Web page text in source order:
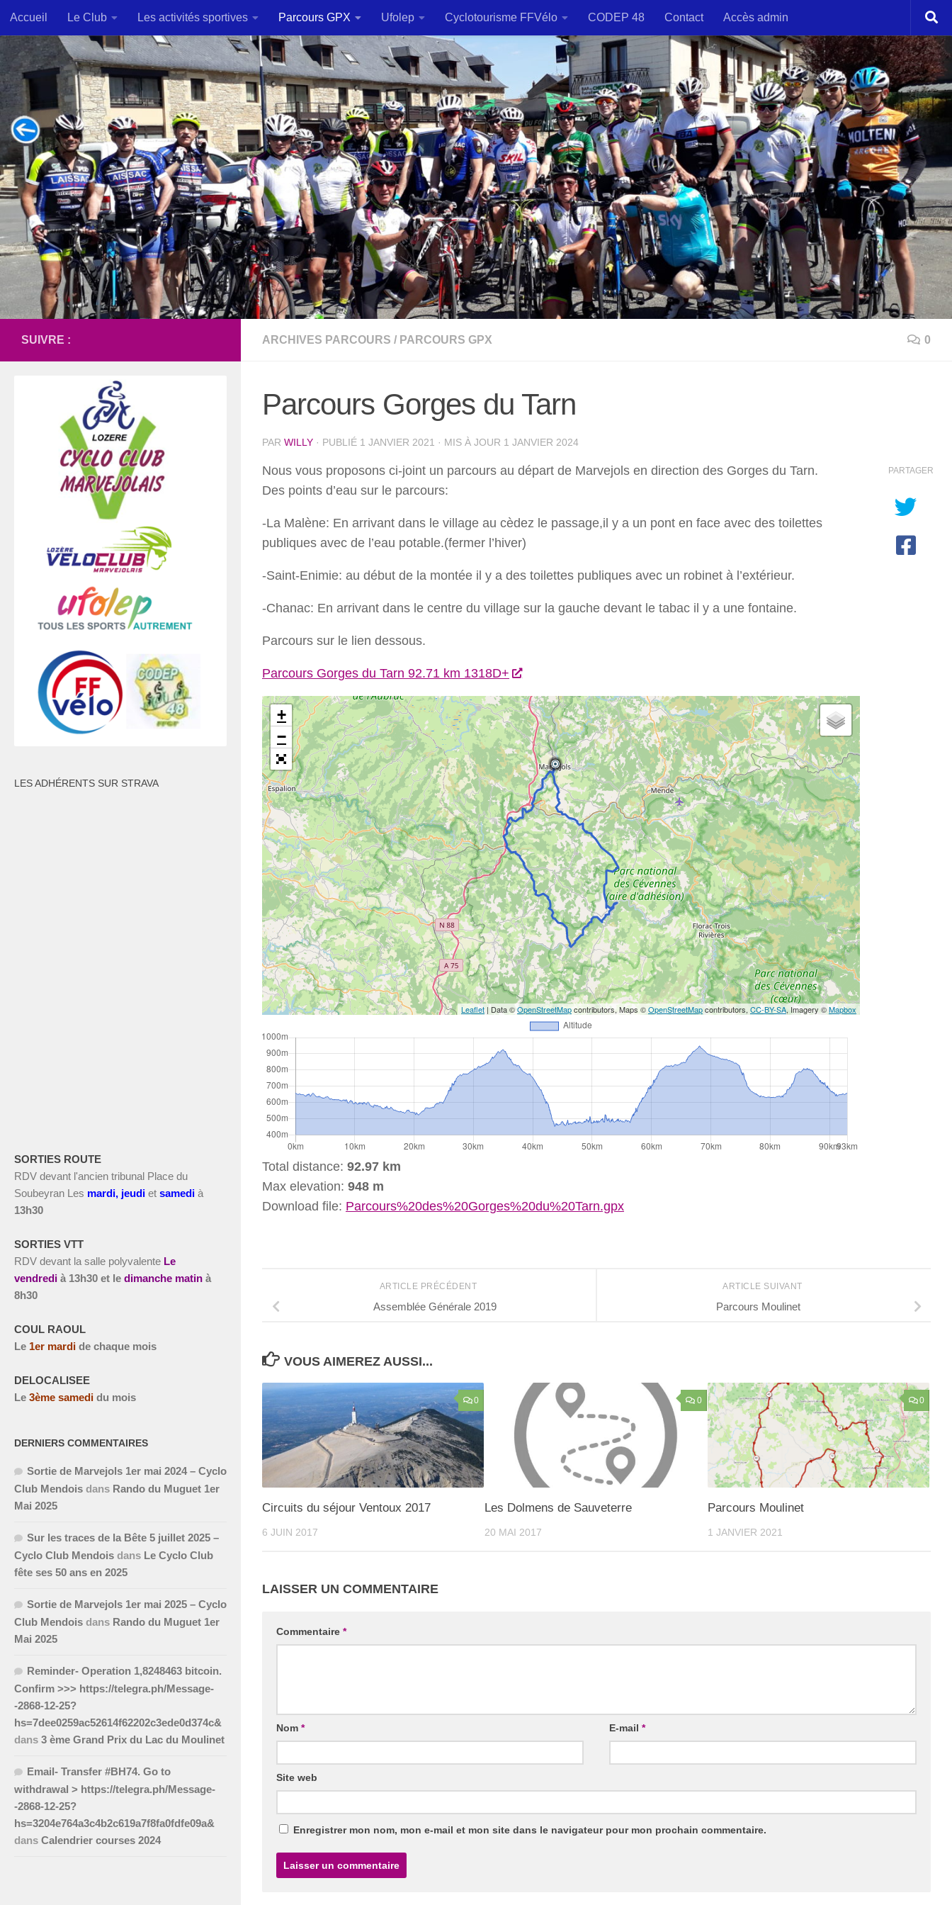
Skip to content
Accueil Le Club Les activités sportives Parcours GPX Ufolep Cyclotourisme FFVélo CODEP 48 Contact Accès admin
ARCHIVES PARCOURS / PARCOURS GPX 0
Parcours Gorges du Tarn
PAR WILLY · PUBLIÉ 1 JANVIER 2021 · MIS À JOUR 1 JANVIER 2024
Nous vous proposons ci-joint un parcours au départ de Marvejols en direction des Gorges du Tarn.
Des points d’eau sur le parcours:
-La Malène: En arrivant dans le village au cèdez le passage,il y a un pont en face avec des toilettes
publiques avec de l’eau potable.(fermer l’hiver)
-Saint-Enimie: au début de la montée il y a des toilettes publiques avec un robinet à l’extérieur.
-Chanac: En arrivant dans le centre du village sur la gauche devant le tabac il y a une fontaine.
Parcours sur le lien dessous.
Parcours Gorges du Tarn 92.71 km 1318D+
+
−
Leaflet | Data ©OpenStreetMapcontributors, Maps ©OpenStreetMapcontributors, CC-BY-SA, Imagery ©Mapbox
Total distance: 92.97 km
Max elevation: 948 m
Download file: Parcours%20des%20Gorges%20du%20Tarn.gpx
PARTAGER
ARTICLE SUIVANT
Parcours Moulinet
ARTICLE PRÉCÉDENT
Assemblée Générale 2019
VOUS AIMEREZ AUSSI...
0
Circuits du séjour Ventoux 2017
6 JUIN 2017
0
Les Dolmens de Sauveterre
20 MAI 2017
0
Parcours Moulinet
1 JANVIER 2021
LAISSER UN COMMENTAIRE
Commentaire *
Nom * E-mail*
Site web
Enregistrer mon nom, mon e-mail et mon site dans le navigateur pour mon prochain commentaire.
SUIVRE :
LES ADHÉRENTS SUR STRAVA
SORTIES ROUTE
RDV devant l'ancien tribunal Place du
Soubeyran Les mardi, jeudi et samedi à
13h30
SORTIES VTT
RDV devant la salle polyvalente Le
vendredi à 13h30 et le dimanche matin à
8h30
COUL RAOUL
Le 1er mardi de chaque mois
DELOCALISEE
Le 3ème samedi du mois
DERNIERS COMMENTAIRES
Sortie de Marvejols 1er mai 2024 – Cyclo
Club Mendois dans Rando du Muguet 1er
Mai 2025
Sur les traces de la Bête 5 juillet 2025 –
Cyclo Club Mendois dans Le Cyclo Club
fête ses 50 ans en 2025
Sortie de Marvejols 1er mai 2025 – Cyclo
Club Mendois dans Rando du Muguet 1er
Mai 2025
Reminder- Operation 1,8248463 bitcoin.
Confirm >>> https://telegra.ph/Message-
-2868-12-25?
hs=7dee0259ac52614f62202c3ede0d374c&
dans 3 ème Grand Prix du Lac du Moulinet
Email- Transfer #BH74. Go to
withdrawal > https://telegra.ph/Message-
-2868-12-25?
hs=3204e764a3c4b2c619a7f8fa0fdfe09a&
dans Calendrier courses 2024